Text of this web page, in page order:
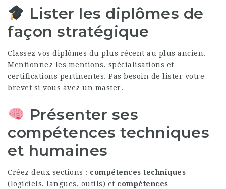
Lister les diplômes de
façon stratégique
Classez vos diplômes du plus récent au plus ancien.
Mentionnez les mentions, spécialisations et
certifications pertinentes. Pas besoin de lister votre
brevet si vous avez un master.
Présenter ses
compétences techniques
et humaines
Créez deux sections : compétences techniques
(logiciels, langues, outils) et compétences